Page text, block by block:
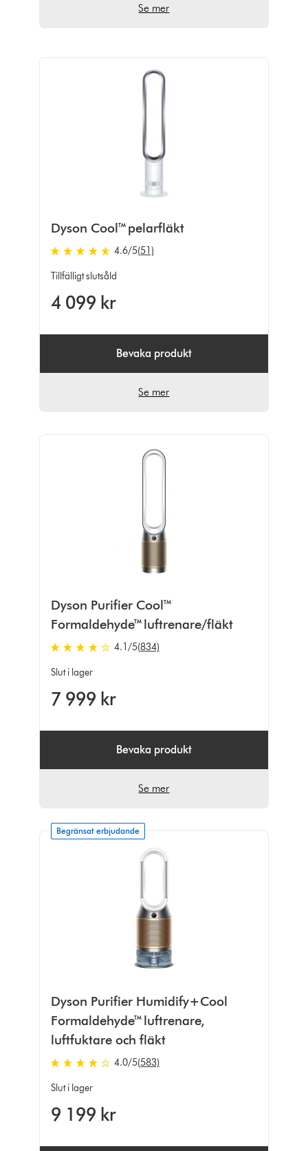
Se mer
Dyson Cool™ pelarfläkt
4.6
stjärnor
5
från
4.6/5(51)
Tillfälligt slutsåld
4 099 kr
Bevaka produkt
Se mer
Dyson Purifier Cool™
Formaldehyde™ luftrenare/fläkt
4.1
stjärnor
5
från
4.1 /5(834)
Slut i lager
7 999 kr
Bevaka produkt
Se mer
Begränsat erbjudande
Dyson Purifier Humidify+Cool
Formaldehyde™ luftrenare,
luftfuktare och fläkt
4.0
stjärnor
5
från
4.0/5(583)
Slut i lager
9 199 kr